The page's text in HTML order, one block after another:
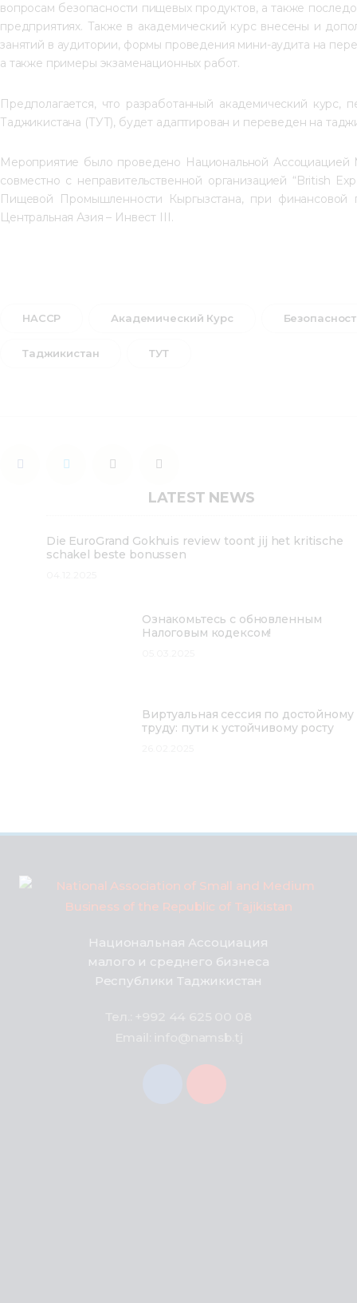
вопросам безопасности пищевых продуктов, а также
предприятиях. Также в академический курс внесены и
занятий в аудитории, формы проведения мини-аудита на
а также примеры экзаменационных работ.
Предполагается, что разработанный академический курс,
Таджикистана (ТУТ), будет адаптирован и переведен на
Мероприятие было проведено Национальной
совместно с неправительственной организацией “British
Пищевой Промышленности Кыргызстана, при
Центральная Азия – Инвест III.
HACCP Академический Курс
Таджикистан ТУТ
LATEST NEWS
Die EuroGrand Gokhuis review toont jij het kritische
schakel beste bonussen
Ознакомьтесь с обновленным
Налоговым кодексом!
Виртуальная сессия по достойному
труду: пути к устойчивому росту
Национальная Ассоциация
малого и среднего бизнеса
Республики Таджикистан